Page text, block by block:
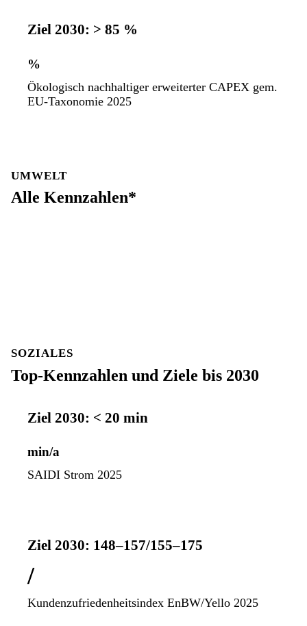
Ziel 2030: > 85 %
%
Ökologisch nachhaltiger erweiterter CAPEX gem.
EU-Taxonomie 2025
UMWELT
Alle Kennzahlen*
SOZIALES
Top-Kennzahlen und Ziele bis 2030
Ziel 2030: < 20 min
min/a
SAIDI Strom 2025
Ziel 2030: 148–157/155–175
/
Kundenzufriedenheitsindex EnBW/Yello 2025